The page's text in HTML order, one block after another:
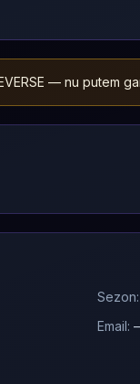
— nu putem
Sezon:
Email: